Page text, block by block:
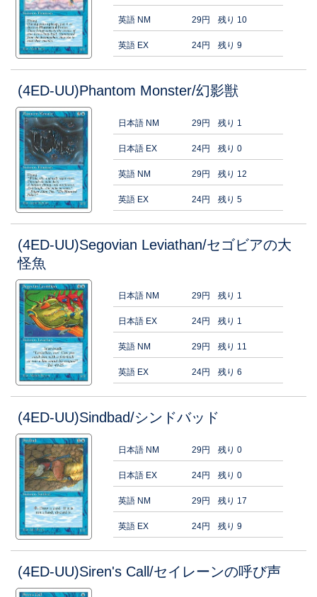
英語 NM 29円 残り 10
英語 EX 24円 残り 9
(4ED-UU)Phantom Monster/幻影獣
日本語 NM 29円 残り 1
日本語 EX 24円 残り 0
英語 NM 29円 残り 12
英語 EX 24円 残り 5
(4ED-UU)Segovian Leviathan/セゴビアの大
怪魚
日本語 NM 29円 残り 1
日本語 EX 24円 残り 1
英語 NM 29円 残り 11
英語 EX 24円 残り 6
(4ED-UU)Sindbad/シンドバッド
日本語 NM 29円 残り 0
日本語 EX 24円 残り 0
英語 NM 29円 残り 17
英語 EX 24円 残り 9
(4ED-UU)Siren's Call/セイレーンの呼び声